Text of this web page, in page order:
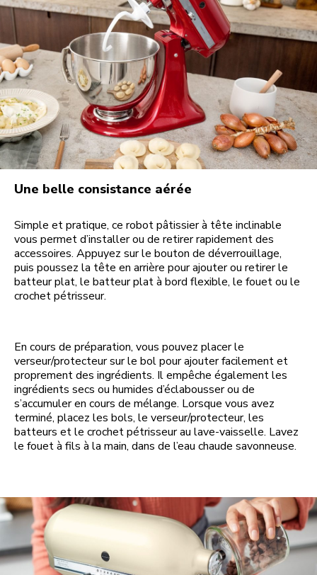
Une belle consistance aérée
Simple et pratique, ce robot pâtissier à tête inclinable
vous permet d’installer ou de retirer rapidement des
accessoires. Appuyez sur le bouton de déverrouillage,
puis poussez la tête en arrière pour ajouter ou retirer le
batteur plat, le batteur plat à bord flexible, le fouet ou le
crochet pétrisseur.
En cours de préparation, vous pouvez placer le
verseur/protecteur sur le bol pour ajouter facilement et
proprement des ingrédients. Il empêche également les
ingrédients secs ou humides d’éclabousser ou de
s’accumuler en cours de mélange. Lorsque vous avez
terminé, placez les bols, le verseur/protecteur, les
batteurs et le crochet pétrisseur au lave-vaisselle. Lavez
le fouet à fils à la main, dans de l’eau chaude savonneuse.